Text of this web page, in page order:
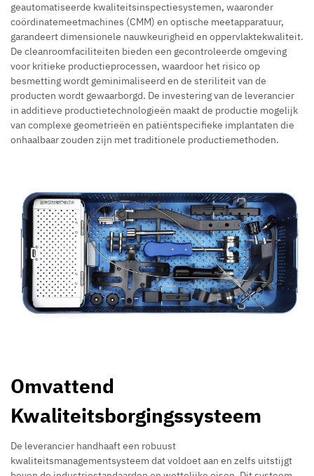
geautomatiseerde kwaliteitsinspectiesystemen, waaronder
coördinatemeetmachines (CMM) en optische meetapparatuur,
garandeert dimensionele nauwkeurigheid en oppervlaktekwaliteit.
De cleanroomfaciliteiten bieden een gecontroleerde omgeving
voor kritieke productieprocessen, waardoor het risico op
besmetting wordt geminimaliseerd en de steriliteit van de
producten wordt gewaarborgd. De investering van de leverancier
in additieve productietechnologieën maakt de productie mogelijk
van complexe geometrieën en patiëntspecifieke implantaten die
onhaalbaar zouden zijn met traditionele productiemethoden.
Omvattend
Kwaliteitsborgingssysteem
De leverancier handhaaft een robuust
kwaliteitsmanagementsysteem dat voldoet aan en zelfs uitstijgt